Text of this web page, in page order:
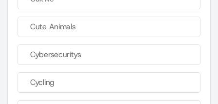
Cute Animals
Cybersecuritys
Cycling